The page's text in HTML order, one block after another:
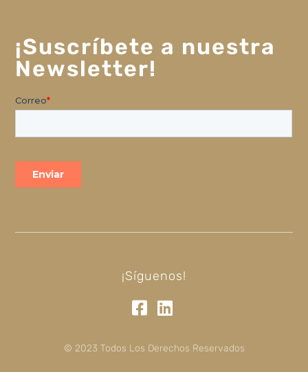
¡Suscríbete a nuestra
Newsletter!
¡Síguenos!
© 2023 Todos Los Derechos Reservados